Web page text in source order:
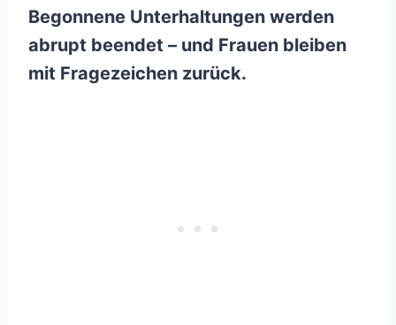
Begonnene Unterhaltungen werden
abrupt beendet – und Frauen bleiben
mit Fragezeichen zurück.